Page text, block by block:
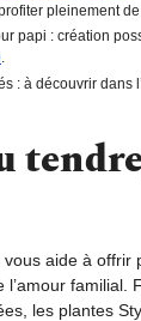
pleinement
papi : création
.
: à découvrir dans
aide à offrir
l’amour familial.
les plantes